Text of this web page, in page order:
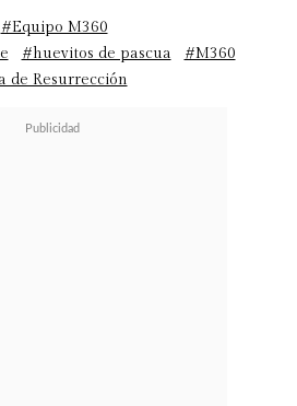
#Equipo M360
#huevitos de pascua
#M360
de Resurrección